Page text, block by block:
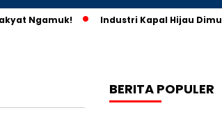
Ngamuk! Industri Kapal Hijau
BERITA POPULER